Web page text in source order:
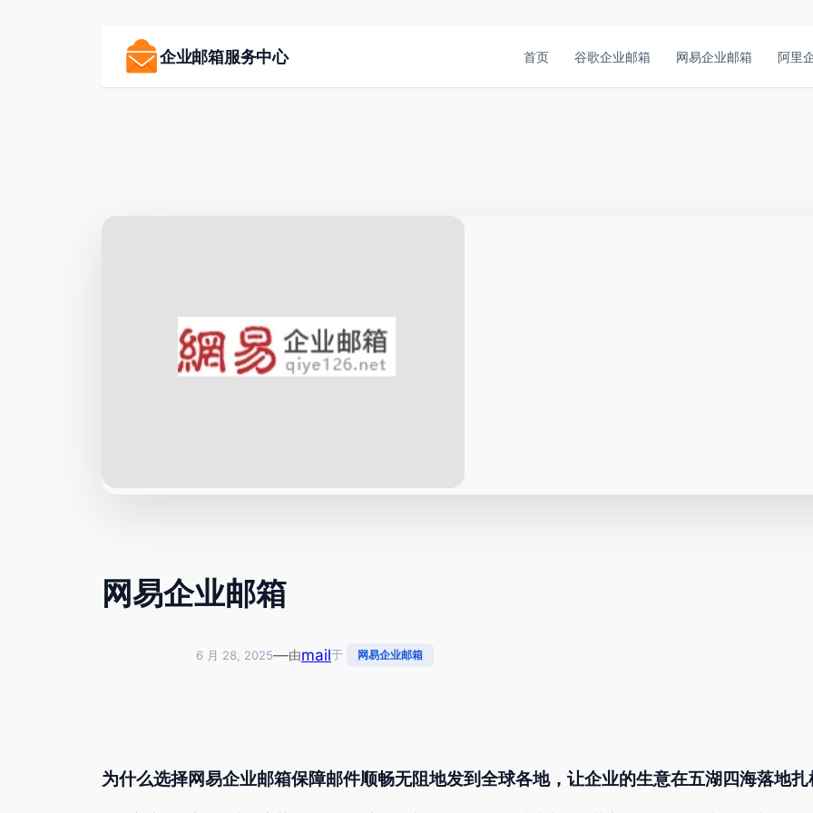
企业邮箱服务中心 首页 谷歌企业邮箱 网易企业邮箱 阿里
网易企业邮箱
6 月 28, 2025—由mail于 网易企业邮箱
为什么选择网易企业邮箱保障邮件顺畅无阻地发到全球各地，让企业的生意在五湖四海落地扎